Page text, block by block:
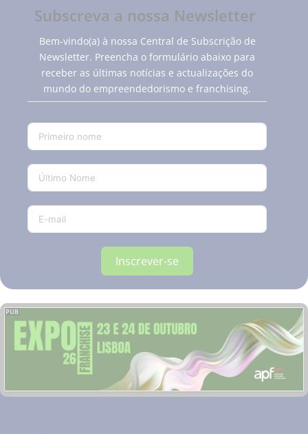
Subscreva a nossa Newsletter
Bem-vindo(a) à nossa Central de Subscrição de
Newsletter. Preencha o formulário abaixo para
receber as últimas notícias e actualizações do
mundo do empreendedorismo e franchising.
Inscrever-se
PUB